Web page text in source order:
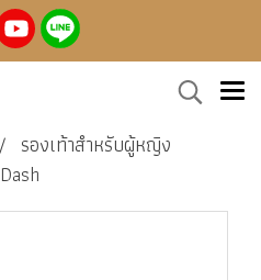
รองเท้าสำหรับผู้หญิง
Dash